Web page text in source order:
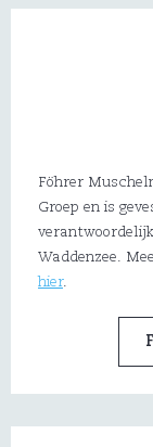
Föhrer
Groep en is
Waddenzee.
hier.